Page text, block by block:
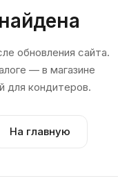
обновления сайта.
— в магазине
для кондитеров.
На главную